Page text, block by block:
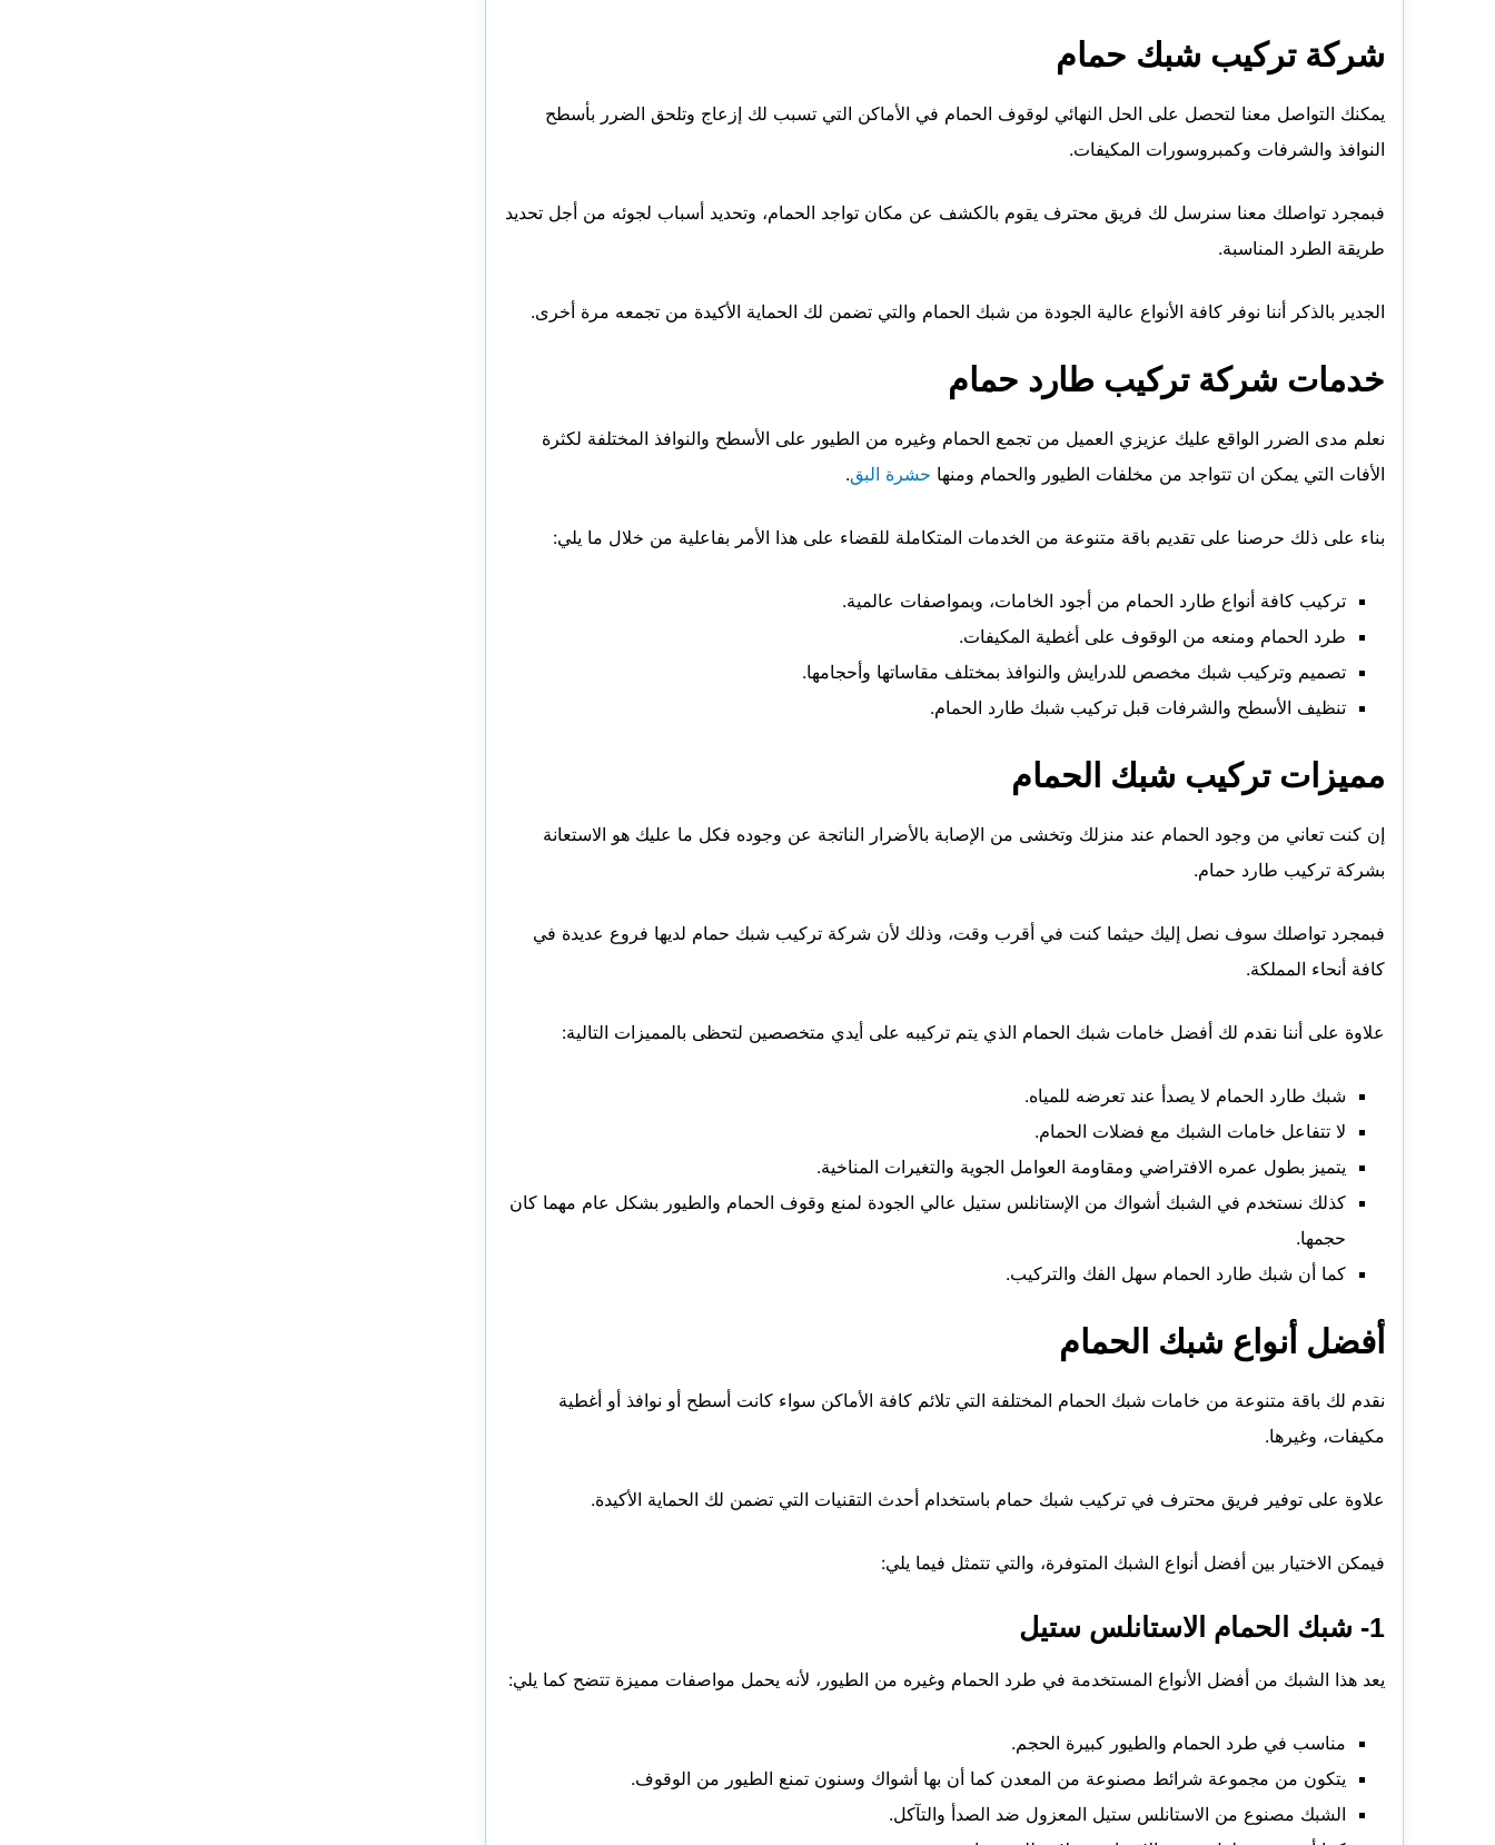
شركةتركيب شبك حمام
يمكنك التواصل معنا لتحصل على الحل النهائي لوقوف الحمام في الأماكن التي تسبب لك إزعاج وتلحق الضرر بأسطح
النوافذ والشرفات وكمبروسورات المكيفات.
فبمجرد تواصلك معنا سنرسل لك فريق محترف يقوم بالكشف عن مكان تواجد الحمام، وتحديد أسباب لجوئه من أجل تحديد
طريقة الطرد المناسبة.
الجدير بالذكر أننا نوفر كافة الأنواع عالية الجودة من شبك الحمام والتي تضمن لك الحماية الأكيدة من تجمعه مرة أخرى.
خدمات شركة تركيب طارد حمام
نعلم مدى الضرر الواقع عليك عزيزي العميل من تجمع الحمام وغيره من الطيور على الأسطح والنوافذ المختلفة لكثرة
الأفات التي يمكن ان تتواجد من مخلفات الطيور والحمام ومنها حشرة البق.
بناء على ذلك حرصنا على تقديم باقة متنوعة من الخدمات المتكاملة للقضاء على هذا الأمر بفاعلية من خلال ما يلي:
تركيب كافة أنواع طارد الحمام من أجود الخامات، وبمواصفات عالمية.
طرد الحمام ومنعه من الوقوف على أغطية المكيفات.
تصميم وتركيب شبك مخصص للدرايش والنوافذ بمختلف مقاساتها وأحجامها.
تنظيف الأسطح والشرفات قبل تركيب شبك طارد الحمام.
مميزات تركيب شبك الحمام
إن كنت تعاني من وجود الحمام عند منزلك وتخشى من الإصابة بالأضرار الناتجة عن وجوده فكل ما عليك هو الاستعانة
بشركة تركيب طارد حمام.
فبمجرد تواصلك سوف نصل إليك حيثما كنت في أقرب وقت، وذلك لأن شركة تركيب شبك حمام لديها فروع عديدة في
كافة أنحاء المملكة.
علاوة على أننا نقدم لك أفضل خامات شبك الحمام الذي يتم تركيبه على أيدي متخصصين لتحظى بالمميزات التالية:
شبك طارد الحمام لا يصدأ عند تعرضه للمياه.
لا تتفاعل خامات الشبك مع فضلات الحمام.
يتميز بطول عمره الافتراضي ومقاومة العوامل الجوية والتغيرات المناخية.
كذلك نستخدم في الشبك أشواك من الإستانلس ستيل عالي الجودة لمنع وقوف الحمام والطيور بشكل عام مهما كان
حجمها.
كما أن شبك طارد الحمام سهل الفك والتركيب.
أفضل أنواع شبك الحمام
نقدم لك باقة متنوعة من خامات شبك الحمام المختلفة التي تلائم كافة الأماكن سواء كانت أسطح أو نوافذ أو أغطية
مكيفات، وغيرها.
علاوة على توفير فريق محترف في تركيب شبك حمام باستخدام أحدث التقنيات التي تضمن لك الحماية الأكيدة.
فيمكن الاختيار بين أفضل أنواع الشبك المتوفرة، والتي تتمثل فيما يلي:
1- شبك الحمام الاستانلس ستيل
يعد هذا الشبك من أفضل الأنواع المستخدمة في طرد الحمام وغيره من الطيور، لأنه يحمل مواصفات مميزة تتضح كما يلي:
مناسب في طرد الحمام والطيور كبيرة الحجم.
يتكون من مجموعة شرائط مصنوعة من المعدن كما أن بها أشواك وسنون تمنع الطيور من الوقوف.
الشبك مصنوع من الاستانلس ستيل المعزول ضد الصدأ والتآكل.